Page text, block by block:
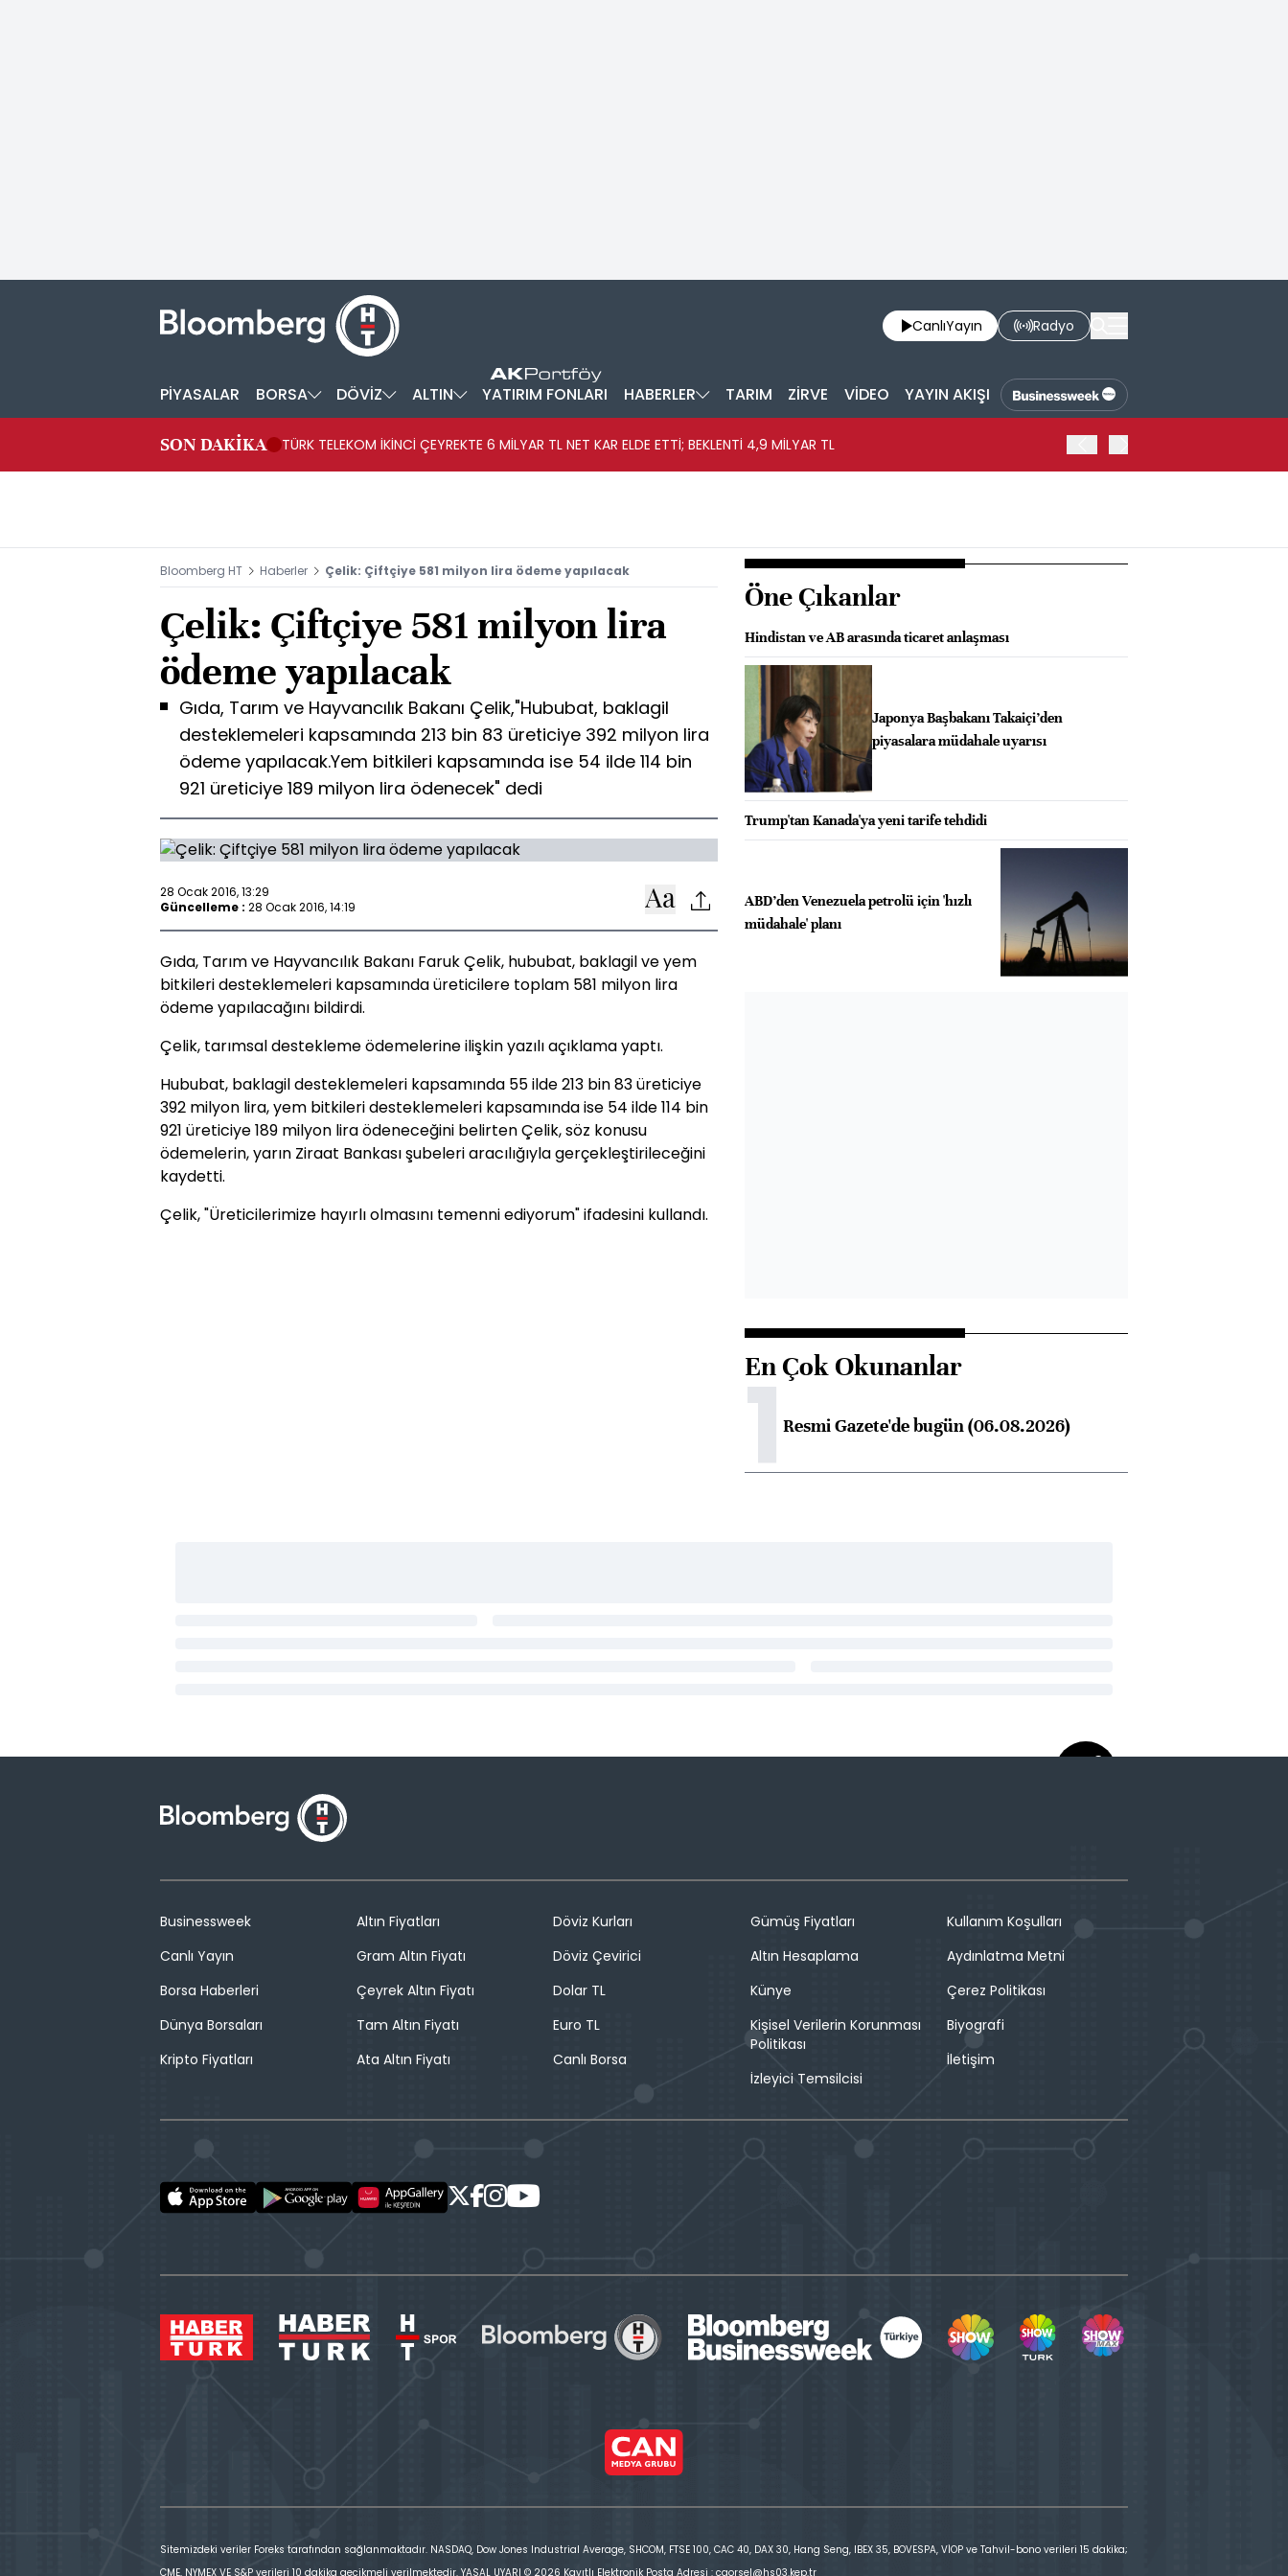
CanlıYayın Radyo
PİYASALAR BORSA DÖVİZ ALTIN YATIRIM FONLARI HABERLER TARIM ZİRVE VİDEO YAYIN AKIŞI
SON DAKİKA TÜRK TELEKOM İKİNCİ ÇEYREKTE 6 MİLYAR TL NET KAR ELDE ETTİ; BEKLENTİ 4,9 MİLYAR TL
Bloomberg HT Haberler Çelik: Çiftçiye 581 milyon lira ödeme yapılacak
Çelik: Çiftçiye 581 milyon lira
ödeme yapılacak
Gıda, Tarım ve Hayvancılık Bakanı Çelik,"Hububat, baklagil
desteklemeleri kapsamında 213 bin 83 üreticiye 392 milyon lira
ödeme yapılacak.Yem bitkileri kapsamında ise 54 ilde 114 bin
921 üreticiye 189 milyon lira ödenecek" dedi
28 Ocak 2016, 13:29
Güncelleme : 28 Ocak 2016, 14:19
Gıda, Tarım ve Hayvancılık Bakanı Faruk Çelik, hububat, baklagil ve yem
bitkileri desteklemeleri kapsamında üreticilere toplam 581 milyon lira
ödeme yapılacağını bildirdi.
Çelik, tarımsal destekleme ödemelerine ilişkin yazılı açıklama yaptı.
Hububat, baklagil desteklemeleri kapsamında 55 ilde 213 bin 83 üreticiye
392 milyon lira, yem bitkileri desteklemeleri kapsamında ise 54 ilde 114 bin
921 üreticiye 189 milyon lira ödeneceğini belirten Çelik, söz konusu
ödemelerin, yarın Ziraat Bankası şubeleri aracılığıyla gerçekleştirileceğini
kaydetti.
Çelik, "Üreticilerimize hayırlı olmasını temenni ediyorum" ifadesini kullandı.
Öne Çıkanlar
Hindistan ve AB arasında ticaret anlaşması
Japonya Başbakanı Takaiçi’den
piyasalara müdahale uyarısı
Trump'tan Kanada'ya yeni tarife tehdidi
ABD’den Venezuela petrolü için 'hızlı
müdahale' planı
En Çok Okunanlar
1Resmi Gazete'de bugün (06.08.2026)
Businessweek
Canlı Yayın
Borsa Haberleri
Dünya Borsaları
Kripto Fiyatları
Altın Fiyatları
Gram Altın Fiyatı
Çeyrek Altın Fiyatı
Tam Altın Fiyatı
Ata Altın Fiyatı
Döviz Kurları
Döviz Çevirici
Dolar TL
Euro TL
Canlı Borsa
Gümüş Fiyatları
Altın Hesaplama
Künye
Kişisel Verilerin Korunması
Politikası
İzleyici Temsilcisi
Kullanım Koşulları
Aydınlatma Metni
Çerez Politikası
Biyografi
İletişim
Sitemizdeki veriler Foreks tarafından sağlanmaktadır. NASDAQ, Dow Jones Industrial Average, SHCOM, FTSE 100, CAC 40, DAX 30, Hang Seng, IBEX 35, BOVESPA, VİOP ve Tahvil-bono verileri 15 dakika;
CME, NYMEX VE S&P verileri 10 dakika gecikmeli verilmektedir. YASAL UYARI © 2026 Kayıtlı Elektronik Posta Adresi : cgorsel@hs03.kep.tr